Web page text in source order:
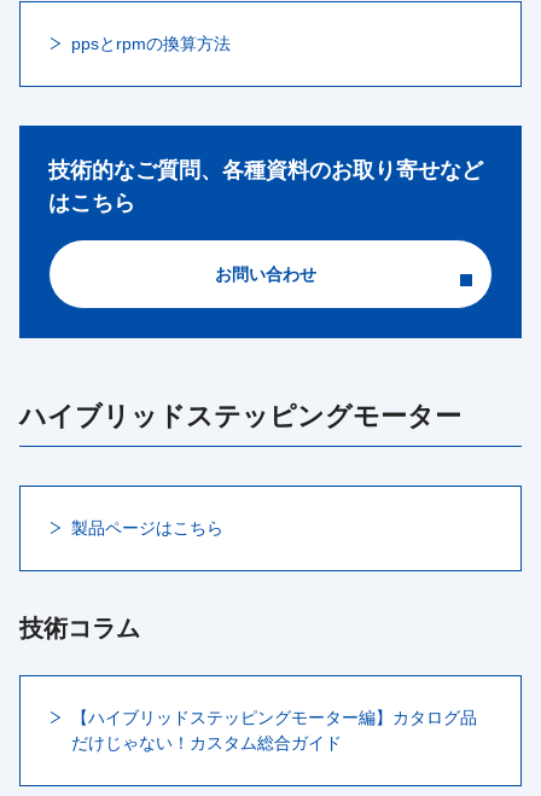
ppsとrpmの換算方法
技術的なご質問、各種資料のお取り寄せなど
はこちら
お問い合わせ
ハイブリッドステッピングモーター
製品ページはこちら
技術コラム
【ハイブリッドステッピングモーター編】カタログ品
だけじゃない！カスタム総合ガイド